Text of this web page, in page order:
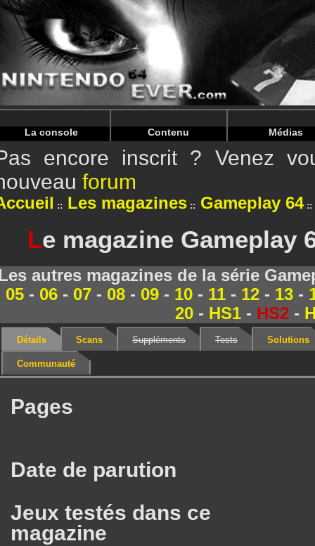
Warning: Undefined array key "HTTP_REFERER" in /
Warning: Undefined array key "HTTP_REFERER" in /
La console Contenu Médias
encore inscrit ? Venez
forum
Les magazines Gameplay 64
Le magazine Gameplay
autres magazines de la série
05- 06- 07- 08- 09- 10- 11- 12- 13-
20- HS1- HS2-
Détails Scans Suppléments Tests Solutions
Communauté
Pages
Date de parution
Jeux testés dans ce
magazine